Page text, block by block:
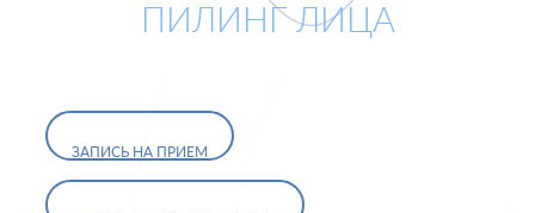
ПИЛИНГ ЛИЦА
ЗАПИСЬ НА ПРИЕМ